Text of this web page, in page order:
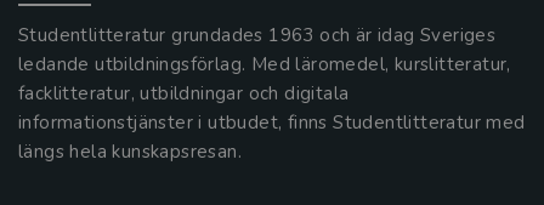
Studentlitteratur grundades 1963 och är idag Sveriges
ledande utbildningsförlag. Med läromedel, kurslitteratur,
facklitteratur, utbildningar och digitala
informationstjänster i utbudet, finns Studentlitteratur med
längs hela kunskapsresan.